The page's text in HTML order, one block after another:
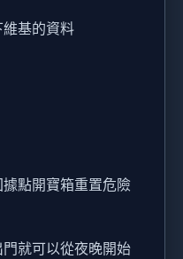
基的資料
點開寶箱重置危險
就可以從夜晚開始